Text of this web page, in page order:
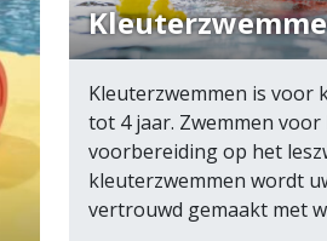
Kleuterzwemmen is voor
tot 4 jaar. Zwemmen
voorbereiding op het
kleuterzwemmen wordt
vertrouwd gemaakt met